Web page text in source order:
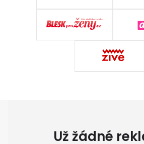
Už žádné